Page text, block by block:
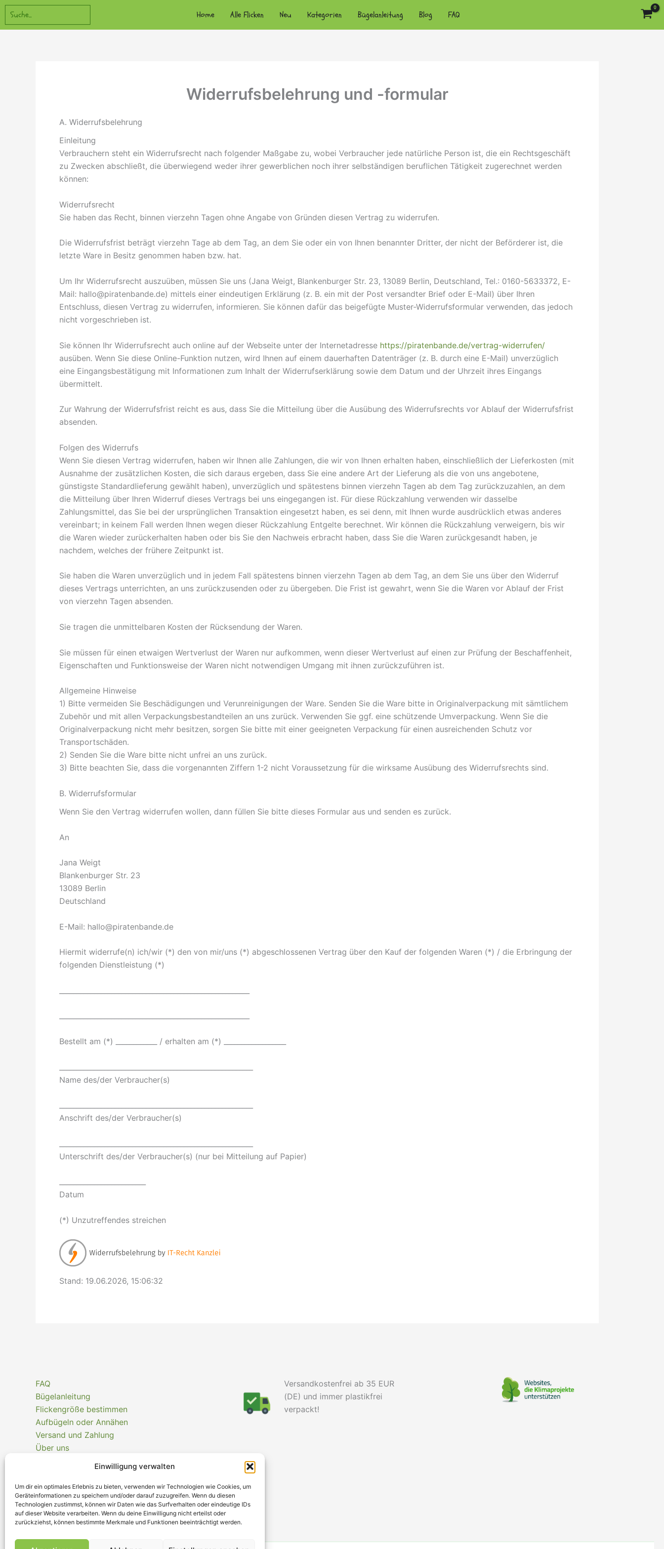
Einwilligung verwalten
Um dir ein optimales Erlebnis zu bieten, verwenden wir Technologien wie Cookies, um
Geräteinformationen zu speichern und/oder darauf zuzugreifen. Wenn du diesen
Technologien zustimmst, können wir Daten wie das Surfverhalten oder eindeutige IDs
auf dieser Website verarbeiten. Wenn du deine Einwilligung nicht erteilst oder
zurückziehst, können bestimmte Merkmale und Funktionen beeinträchtigt werden.
Zum
Inhalt
springen
Suchen
Home Alle Flicken Neu Kategorien Bügelanleitung Blog FAQ
Widerrufsbelehrung und -formular
A. Widerrufsbelehrung
Einleitung
Verbrauchern steht ein Widerrufsrecht nach folgender Maßgabe zu, wobei Verbraucher jede natürliche Person ist, die ein Rechtsgeschäft
zu Zwecken abschließt, die überwiegend weder ihrer gewerblichen noch ihrer selbständigen beruflichen Tätigkeit zugerechnet werden
können:
Widerrufsrecht
Sie haben das Recht, binnen vierzehn Tagen ohne Angabe von Gründen diesen Vertrag zu widerrufen.
Die Widerrufsfrist beträgt vierzehn Tage ab dem Tag, an dem Sie oder ein von Ihnen benannter Dritter, der nicht der Beförderer ist, die
letzte Ware in Besitz genommen haben bzw. hat.
Um Ihr Widerrufsrecht auszuüben, müssen Sie uns (Jana Weigt, Blankenburger Str. 23, 13089 Berlin, Deutschland, Tel.: 0160-5633372, E-
Mail: hallo@piratenbande.de) mittels einer eindeutigen Erklärung (z. B. ein mit der Post versandter Brief oder E-Mail) über Ihren
Entschluss, diesen Vertrag zu widerrufen, informieren. Sie können dafür das beigefügte Muster-Widerrufsformular verwenden, das jedoch
nicht vorgeschrieben ist.
Sie können Ihr Widerrufsrecht auch online auf der Webseite unter der Internetadresse https://piratenbande.de/vertrag-widerrufen/
ausüben. Wenn Sie diese Online-Funktion nutzen, wird Ihnen auf einem dauerhaften Datenträger (z. B. durch eine E-Mail) unverzüglich
eine Eingangsbestätigung mit Informationen zum Inhalt der Widerrufserklärung sowie dem Datum und der Uhrzeit ihres Eingangs
übermittelt.
Zur Wahrung der Widerrufsfrist reicht es aus, dass Sie die Mitteilung über die Ausübung des Widerrufsrechts vor Ablauf der Widerrufsfrist
absenden.
Folgen des Widerrufs
Wenn Sie diesen Vertrag widerrufen, haben wir Ihnen alle Zahlungen, die wir von Ihnen erhalten haben, einschließlich der Lieferkosten (mit
Ausnahme der zusätzlichen Kosten, die sich daraus ergeben, dass Sie eine andere Art der Lieferung als die von uns angebotene,
günstigste Standardlieferung gewählt haben), unverzüglich und spätestens binnen vierzehn Tagen ab dem Tag zurückzuzahlen, an dem
die Mitteilung über Ihren Widerruf dieses Vertrags bei uns eingegangen ist. Für diese Rückzahlung verwenden wir dasselbe
Zahlungsmittel, das Sie bei der ursprünglichen Transaktion eingesetzt haben, es sei denn, mit Ihnen wurde ausdrücklich etwas anderes
vereinbart; in keinem Fall werden Ihnen wegen dieser Rückzahlung Entgelte berechnet. Wir können die Rückzahlung verweigern, bis wir
die Waren wieder zurückerhalten haben oder bis Sie den Nachweis erbracht haben, dass Sie die Waren zurückgesandt haben, je
nachdem, welches der frühere Zeitpunkt ist.
Sie haben die Waren unverzüglich und in jedem Fall spätestens binnen vierzehn Tagen ab dem Tag, an dem Sie uns über den Widerruf
dieses Vertrags unterrichten, an uns zurückzusenden oder zu übergeben. Die Frist ist gewahrt, wenn Sie die Waren vor Ablauf der Frist
von vierzehn Tagen absenden.
Sie tragen die unmittelbaren Kosten der Rücksendung der Waren.
Sie müssen für einen etwaigen Wertverlust der Waren nur aufkommen, wenn dieser Wertverlust auf einen zur Prüfung der Beschaffenheit,
Eigenschaften und Funktionsweise der Waren nicht notwendigen Umgang mit ihnen zurückzuführen ist.
Allgemeine Hinweise
1) Bitte vermeiden Sie Beschädigungen und Verunreinigungen der Ware. Senden Sie die Ware bitte in Originalverpackung mit sämtlichem
Zubehör und mit allen Verpackungsbestandteilen an uns zurück. Verwenden Sie ggf. eine schützende Umverpackung. Wenn Sie die
Originalverpackung nicht mehr besitzen, sorgen Sie bitte mit einer geeigneten Verpackung für einen ausreichenden Schutz vor
Transportschäden.
2) Senden Sie die Ware bitte nicht unfrei an uns zurück.
3) Bitte beachten Sie, dass die vorgenannten Ziffern 1-2 nicht Voraussetzung für die wirksame Ausübung des Widerrufsrechts sind.
B. Widerrufsformular
Wenn Sie den Vertrag widerrufen wollen, dann füllen Sie bitte dieses Formular aus und senden es zurück.
An
Jana Weigt
Blankenburger Str. 23
13089 Berlin
Deutschland
E-Mail: hallo@piratenbande.de
Hiermit widerrufe(n) ich/wir (*) den von mir/uns (*) abgeschlossenen Vertrag über den Kauf der folgenden Waren (*) / die Erbringung der
folgenden Dienstleistung (*)
Bestellt am (*) ____________ / erhalten am (*) __________________
Name des/der Verbraucher(s)
Anschrift des/der Verbraucher(s)
Unterschrift des/der Verbraucher(s) (nur bei Mitteilung auf Papier)
Datum
(*) Unzutreffendes streichen
Stand: 19.06.2026, 15:06:32
FAQ
Bügelanleitung
Flickengröße bestimmen
Aufbügeln oder Annähen
Versand und Zahlung
Über uns
Echtheit Kundenbewertungen
Kaufvertrag widerrufen
Versandkostenfrei ab 35 EUR
(DE) und immer plastikfrei
verpackt!